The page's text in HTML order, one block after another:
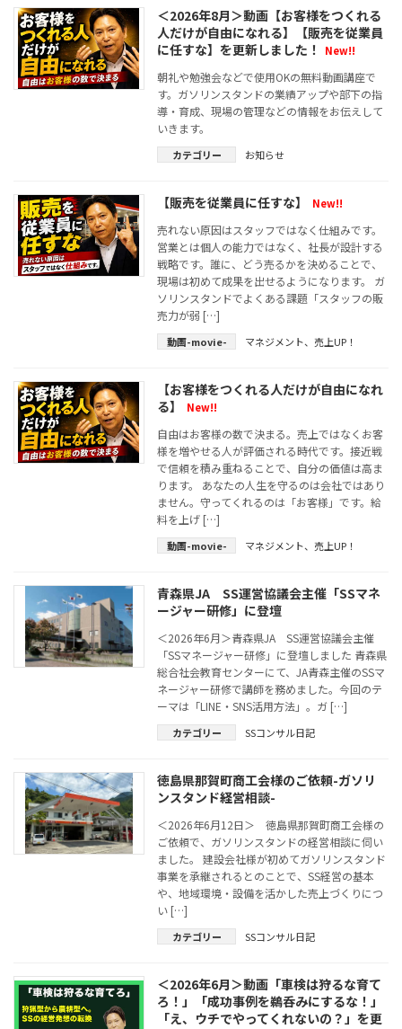
＜2026年8月＞動画【お客様をつくれる
人だけが自由になれる】【販売を従業員
に任すな】を更新しました！
New!!
朝礼や勉強会などで使用OKの無料動画講座で
す。ガソリンスタンドの業績アップや部下の指
導・育成、現場の管理などの情報をお伝えして
いきます。
カテゴリー お知らせ
【販売を従業員に任すな】 New!!
売れない原因はスタッフではなく仕組みです。
営業とは個人の能力ではなく、社長が設計する
戦略です。誰に、どう売るかを決めることで、
現場は初めて成果を出せるようになります。 ガ
ソリンスタンドでよくある課題「スタッフの販
売力が弱 […]
動画-movie- マネジメント、 売上UP！
【お客様をつくれる人だけが自由になれ
る】
New!!
自由はお客様の数で決まる。売上ではなくお客
様を増やせる人が評価される時代です。接近戦
で信頼を積み重ねることで、自分の価値は高ま
ります。 あなたの人生を守るのは会社ではあり
ません。守ってくれるのは「お客様」です。給
料を上げ […]
動画-movie- マネジメント、 売上UP！
青森県JA SS運営協議会主催「SSマネ
ージャー研修」に登壇
＜2026年6月＞青森県JA SS運営協議会主催
「SSマネージャー研修」に登壇しました 青森県
総合社会教育センターにて、JA青森主催のSSマ
ネージャー研修で講師を務めました。今回のテ
ーマは「LINE・SNS活用方法」。ガ […]
カテゴリー SSコンサル日記
徳島県那賀町商工会様のご依頼-ガソリ
ンスタンド経営相談-
＜2026年6月12日＞ 徳島県那賀町商工会様の
ご依頼で、ガソリンスタンドの経営相談に伺い
ました。 建設会社様が初めてガソリンスタンド
事業を承継されるとのことで、SS経営の基本
や、地域環境・設備を活かした売上づくりにつ
い […]
カテゴリー SSコンサル日記
＜2026年6月＞動画「車検は狩るな育て
ろ！」「成功事例を鵜呑みにするな！」
「え、ウチでやってくれないの？」を更